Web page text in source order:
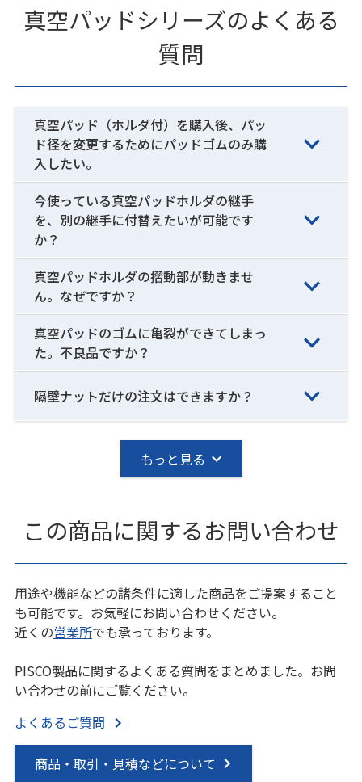
真空パッドシリーズのよくある
質問
真空パッド（ホルダ付）を購入後、パッ
ド径を変更するためにパッドゴムのみ購
入したい。
今使っている真空パッドホルダの継手
を、別の継手に付替えたいが可能です
か？
真空パッドホルダの摺動部が動きませ
ん。なぜですか？
真空パッドのゴムに亀裂ができてしまっ
た。不良品ですか？
隔壁ナットだけの注文はできますか？
もっと見る
この商品に関するお問い合わせ
用途や機能などの諸条件に適した商品をご提案すること
も可能です。お気軽にお問い合わせください。
近くの営業所でも承っております。
PISCO製品に関するよくある質問をまとめました。お問
い合わせの前にご覧ください。
よくあるご質問
商品・取引・見積などについて